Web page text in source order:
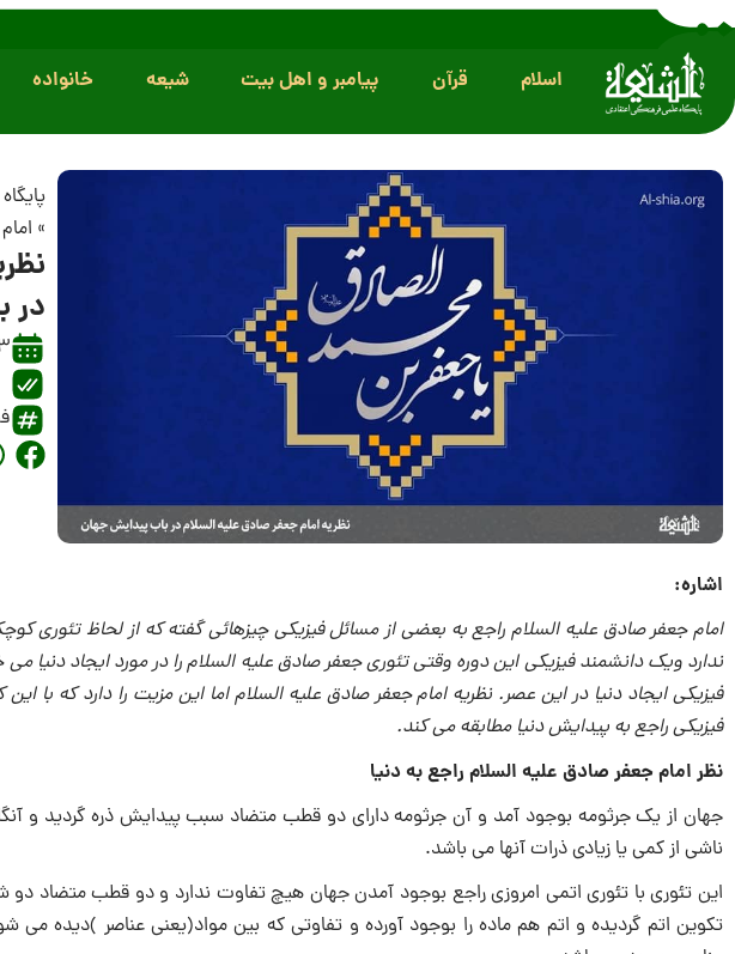
اسلام قرآن پیامبر و اهل بیت شیعه خانواده
»
در
اشاره:
امام جعفر صادق علیه السلام راجع به بعضی از مسائل فیزیکی چیزهائی گفته که از لحاظ تئوری
ندارد ویک دانشمند فیزیکی این دوره وقتی تئوری جعفر صادق علیه السلام را در مورد ایجاد دنیا
فیزیکی ایجاد دنیا در این عصر. نظریه امام جعفر صادق علیه السلام اما این مزیت را دارد که با
فیزیکی راجع به پیدایش دنیا مطابقه می کند.
نظر امام جعفر صادق علیه السلام راجع به دنیا
جهان از یک جرثومه بوجود آمد و آن جرثومه دارای دو قطب متضاد سبب پیدایش ذره گردید و
ناشی از کمی یا زیادی ذرات آنها می باشد.
این تئوری با تئوری اتمی امروزی راجع بوجود آمدن جهان هیچ تفاوت ندارد و دو قطب متضاد
تکوین اتم گردیده و اتم هم ماده را بوجود آورده و تفاوتی که بین مواد(یعنی عناصر )دیده می